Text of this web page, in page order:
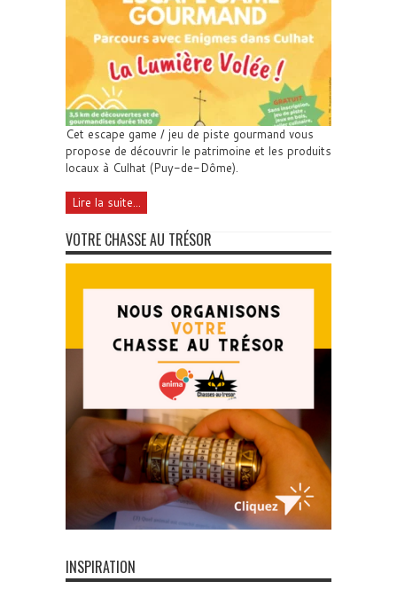
Cet escape game / jeu de piste gourmand vous
propose de découvrir le patrimoine et les produits
locaux à Culhat (Puy-de-Dôme).
Lire la suite...
VOTRE CHASSE AU TRÉSOR
INSPIRATION